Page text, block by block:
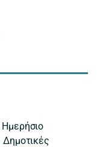
Ημερήσιο
Δημοτικές